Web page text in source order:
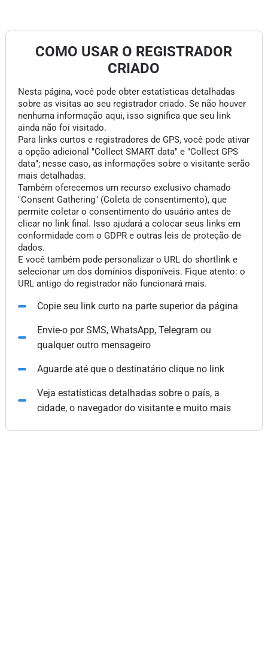
COMO USAR O REGISTRADOR
CRIADO
Nesta página, você pode obter estatísticas detalhadas
sobre as visitas ao seu registrador criado. Se não houver
nenhuma informação aqui, isso significa que seu link
ainda não foi visitado.
Para links curtos e registradores de GPS, você pode ativar
a opção adicional "Collect SMART data" e "Collect GPS
data"; nesse caso, as informações sobre o visitante serão
mais detalhadas.
Também oferecemos um recurso exclusivo chamado
"Consent Gathering" (Coleta de consentimento), que
permite coletar o consentimento do usuário antes de
clicar no link final. Isso ajudará a colocar seus links em
conformidade com o GDPR e outras leis de proteção de
dados.
E você também pode personalizar o URL do shortlink e
selecionar um dos domínios disponíveis. Fique atento: o
URL antigo do registrador não funcionará mais.
Copie seu link curto na parte superior da página
Envie-o por SMS, WhatsApp, Telegram ou
qualquer outro mensageiro
Aguarde até que o destinatário clique no link
Veja estatísticas detalhadas sobre o país, a
cidade, o navegador do visitante e muito mais